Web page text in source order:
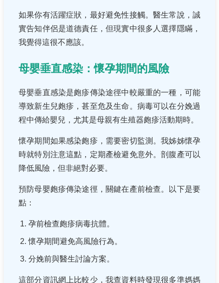
如果你有活躍症狀，最好避免性接觸。醫生常說，誠
實告知伴侶是道德責任，但現實中很多人選擇隱瞞，
我覺得這很不應該。
母嬰垂直感染：懷孕期間的風險
母嬰垂直感染是皰疹傳染途徑中較嚴重的一種，可能
導致新生兒皰疹，甚至危及生命。病毒可以在分娩過
程中傳給嬰兒，尤其是母親有生殖器皰疹活動期時。
懷孕期間如果感染皰疹，需要密切監測。我姊姊懷孕
時就特別注意這點，定期產檢避免意外。剖腹產可以
降低風險，但非絕對必要。
預防母嬰皰疹傳染途徑，關鍵在產前檢查。以下是要
點：
孕前檢查皰疹病毒抗體。
懷孕期間避免高風險行為。
分娩前與醫生討論方案。
這部分資訊網上比較少，我查資料時發現很多準媽媽